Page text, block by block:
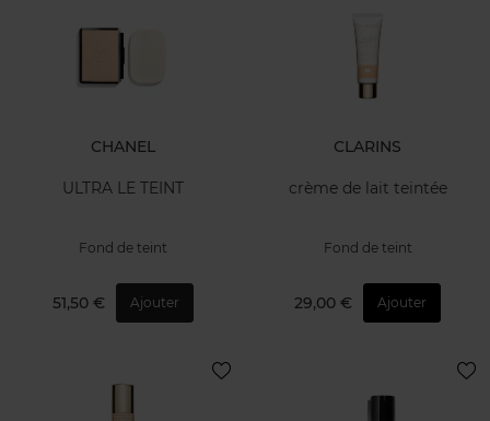
CHANEL
ULTRA LE TEINT
Fond de teint
51,50 € Ajouter
CLARINS
crème de lait teintée
Fond de teint
29,00 € Ajouter